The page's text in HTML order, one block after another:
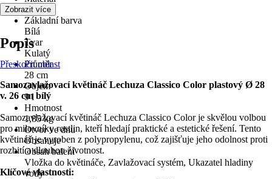
Plast
Základní barva
Bílá
Tvar
Kulatý
Průměr
28 cm
Objem
9 l
Hmotnost
1,85 kg
Otvor ve dnu
Obsahuje
Obsah balení
Vložka do květináče, Zavlažovací systém, Ukazatel hladiny
vody
Zobrazit více
Popis
Přeskočit oblast
Samozavlažovací květináč Lechuza Classico Color plastový Ø 28
v. 26 cm bílý
Samozavlažovací květináč Lechuza Classico Color je skvělou volbou
pro milovníky rostlin, kteří hledají praktické a estetické řešení. Tento
květináč je vyroben z polypropylenu, což zajišťuje jeho odolnost proti
rozbití a dlouhou životnost.
Klíčové vlastnosti: